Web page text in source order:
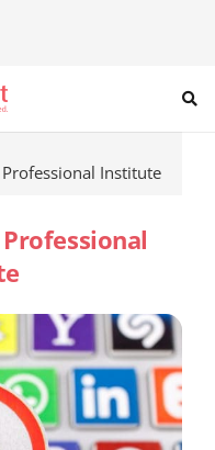
autocomplete results
Institute